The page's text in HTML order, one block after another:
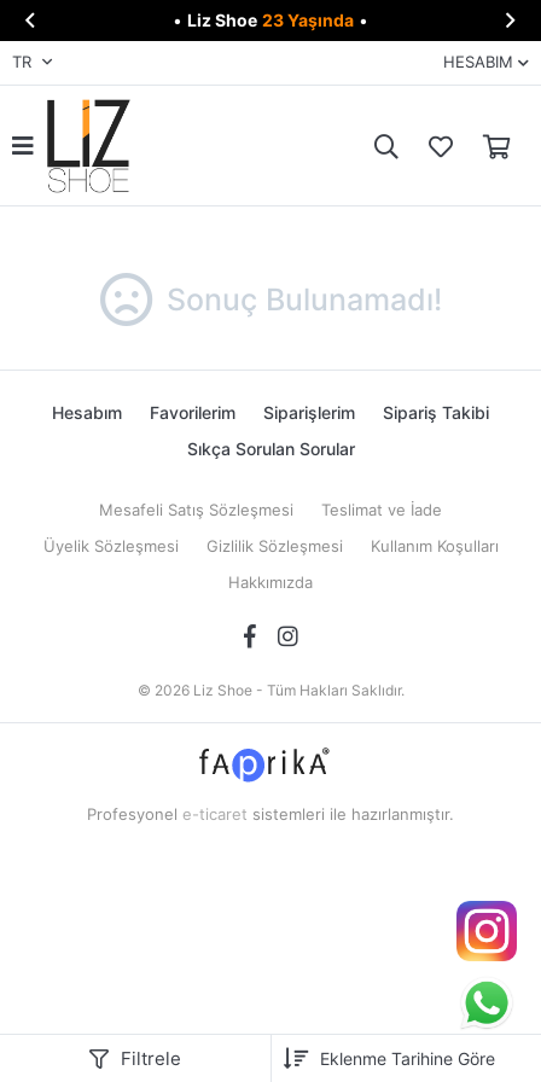
 • Liz Shoe 23 Yaşında • 
TR HESABIM
Filtrele
Sonuç Bulunamadı!
Hesabım Favorilerim Siparişlerim
Sipariş Takibi
Sıkça Sorulan Sorular
Mesafeli Satış Sözleşmesi
Teslimat ve İade
Üyelik Sözleşmesi
Gizlilik Sözleşmesi
Kullanım Koşulları
Hakkımızda
© 2026 Liz Shoe - Tüm Hakları Saklıdır.
Profesyonel e-ticaret sistemleri ile hazırlanmıştır.